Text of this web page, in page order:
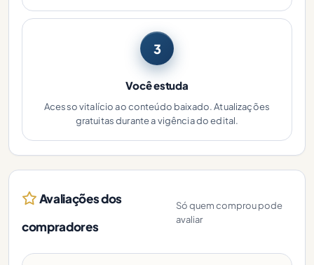
3
Você estuda
Acesso vitalício ao conteúdo baixado. Atualizações
gratuitas durante a vigência do edital.
Avaliações dos
compradores
Só quem comprou pode
avaliar